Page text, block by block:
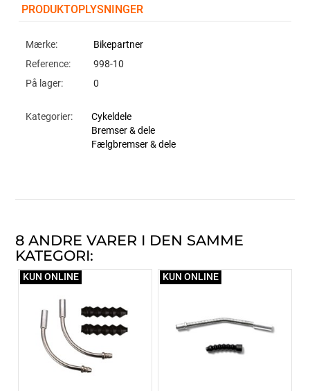
PRODUKTOPLYSNINGER
Mærke:
Bikepartner
Reference:
998-10
På lager:
0
Kategorier:
Cykeldele
Bremser & dele
Fælgbremser & dele
8 ANDRE VARER I DEN SAMME
KATEGORI:
KUN ONLINE KUN ONLINE